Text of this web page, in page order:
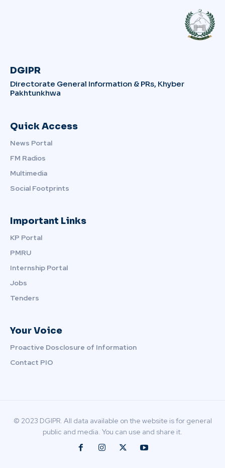
DGIPR
Directorate General Information & PRs, Khyber
Pakhtunkhwa
Quick Access
News Portal
FM Radios
Multimedia
Social Footprints
Important Links
KP Portal
PMRU
Internship Portal
Jobs
Tenders
Your Voice
Proactive Dosclosure of Information
Contact PIO
© 2023 DGIPR. All data available on the website is for general
public and media. You can use and share it.